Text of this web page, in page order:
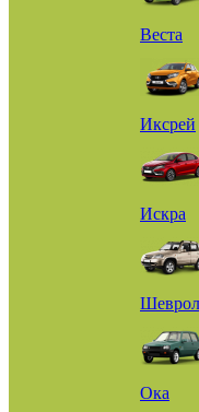
Веста
Иксрей
Искра
Ока